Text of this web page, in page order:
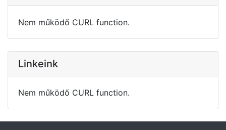
Nem működő CURL function.
Linkeink
Nem működő CURL function.